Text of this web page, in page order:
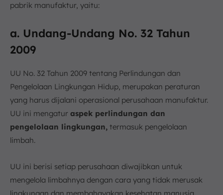
pabrik manufaktur, yaitu:
a. Undang-Undang No. 32 Tahun
2009
UU No. 32 Tahun 2009 tentang Perlindungan dan
Pengelolaan Lingkungan Hidup, merupakan peraturan
yang harus dijalani operasional perusahaan manufaktur.
UU ini mengatur aspek perlindungan dan
pengelolaan lingkungan, termasuk pengelolaan
limbah.
UU ini berisi setiap perusahaan diwajibkan untuk
mengelola limbahnya dengan cara yang tidak merusak